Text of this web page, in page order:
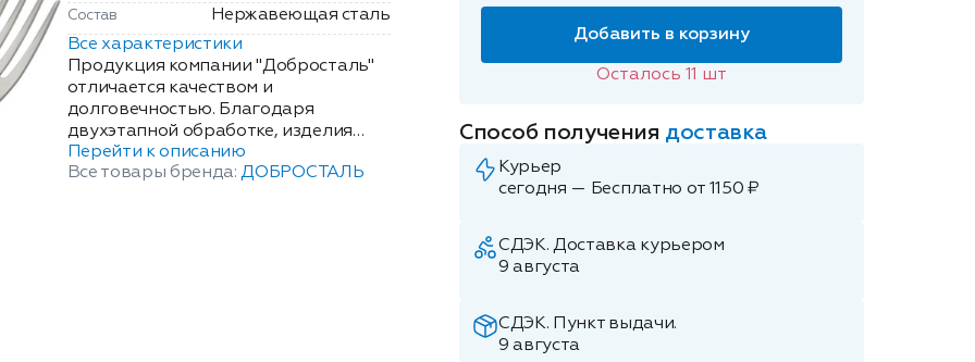
Состав
Нержавеющая сталь
Все характеристики
Продукция компании "Добросталь"
отличается качеством и
долговечностью. Благодаря
двухэтапной обработке, изделия
имеют высокую устойчивость к
царапинам.
Перейти к описанию
Все товары бренда:ДОБРОСТАЛЬ
Добавить в корзину
Осталось 11 шт
Способ получения доставка
Курьер
сегодня — Бесплатно от 1150 ₽
СДЭК. Доставка курьером
9 августа
СДЭК. Пункт выдачи.
9 августа